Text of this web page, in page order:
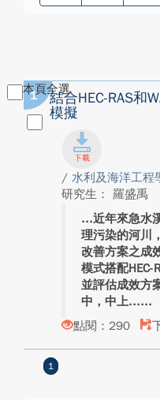
本頁全選
1
結合HEC-RAS和
模擬
/ 水利及海洋工程
研究生： 羅盛禹
近年來急水
理污染的河川
改善方案之成
模式搭配HEC-
並評估成效方
中，中上...
點閱：290
1